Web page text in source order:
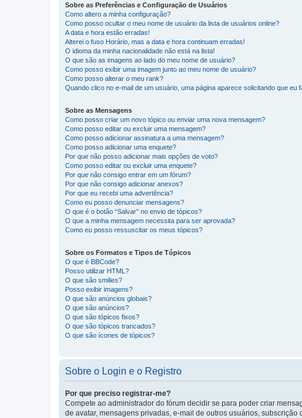
Sobre as Preferências e Configuração de Usuários
Como altero a minha configuração?
Como posso ocultar o meu nome de usuário da lista de usuários online?
A data e hora estão erradas!
Alterei o fuso Horário, mas a data e hora continuam erradas!
O idioma da minha nacionalidade não está na lista!
O que são as imagens ao lado do meu nome de usuário?
Como posso exibir uma imagem junto ao meu nome de usuário?
Como posso alterar o meu rank?
Quando clico no e-mail de um usuário, uma página aparece solicitando que eu
Sobre as Mensagens
Como posso criar um novo tópico ou enviar uma nova mensagem?
Como posso editar ou excluir uma mensagem?
Como posso adicionar assinatura a uma mensagem?
Como posso adicionar uma enquete?
Por que não posso adicionar mais opções de voto?
Como posso editar ou excluir uma enquete?
Por que não consigo entrar em um fórum?
Por que não consigo adicionar anexos?
Por que eu recebi uma advertência?
Como eu posso denunciar mensagens?
O que é o botão “Salvar” no envio de tópicos?
O que a minha mensagem necessita para ser aprovada?
Como eu posso ressuscitar os meus tópicos?
Sobre os Formatos e Tipos de Tópicos
O que é BBCode?
Posso utilizar HTML?
O que são smilies?
Posso exibir imagens?
O que são anúncios globais?
O que são anúncios?
O que são tópicos fixos?
O que são tópicos trancados?
O que são ícones de tópicos?
Sobre o Login e o Registro
Por que preciso registrar-me?
Compete ao administrador do fórum decidir se para poder criar
de avatar, mensagens privadas, e-mail de outros usuários,